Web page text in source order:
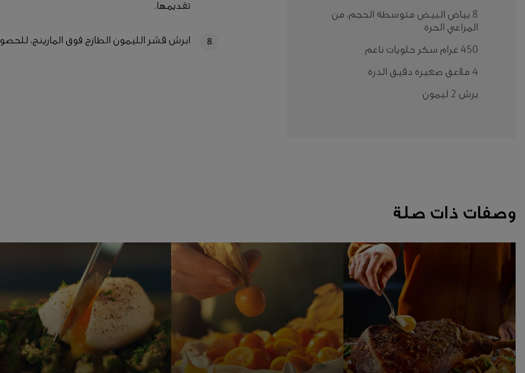
8 بياض البيض متوسطة الحجم، من
المراعي الحرة
450 غرام سكر حلويات ناعم
4 ملاعق صغيرة دقيق الذرة
برش 2 ليمون
تقديمها.
8 ابرش قشر الليمون الطازج فوق المارينج،
وصفات ذات صلة